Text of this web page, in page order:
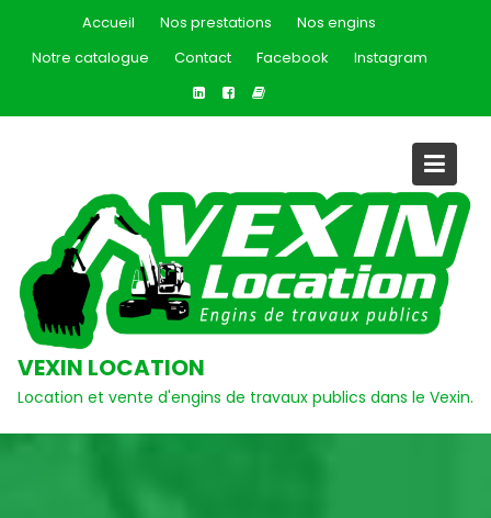
content
Accueil Nos prestations
Nos engins
Notre catalogue
Contact Facebook Instagram
VEXIN LOCATION
Location et vente d'engins de travaux publics dans le Vexin.